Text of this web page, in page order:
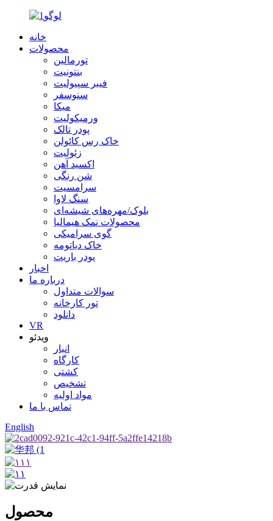
خانه
محصولات
تورمالین
بنتونیت
فیبر سپیولیت
سنوسفر
میکا
ورمیکولیت
پودر تالک
خاک رس کائولن
زئولیت
اکسید آهن
شن رنگی
سرامسیت
سنگ لاوا
بلوک/مهره‌های شیشه‌ای
محصولات نمک هیمالیا
گوی سرامیکی
خاک دیاتومه
پودر باریت
اخبار
درباره ما
سوالات متداول
تور کارخانه
دانلود
VR
ویدئو
انبار
کارگاه
کشتی
تشخیص
مواد اولیه
تماس با ما
English
محصول